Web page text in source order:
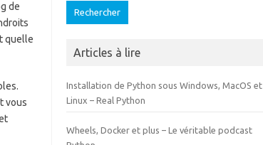
de
quelle
vous
Articles à lire
Installation de Python sous Windows, MacOS et
Linux – Real Python
Wheels, Docker et plus – Le véritable podcast